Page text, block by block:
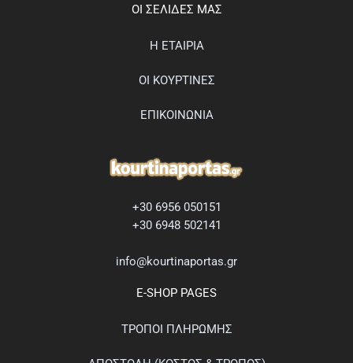
ΟΙ ΣΕΛΙΔΕΣ ΜΑΣ
Η ΕΤΑΙΡΙΑ
ΟΙ ΚΟΥΡΤΙΝΕΣ
ΕΠΙΚΟΙΝΩΝΙΑ
+30 6956 050151
+30 6948 502141
info@kourtinaportas.gr
E-SHOP PAGES
ΤΡΟΠΟΙ ΠΛΗΡΩΜΗΣ